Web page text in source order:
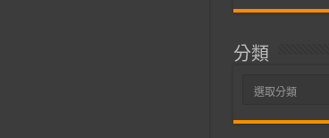
分類
分